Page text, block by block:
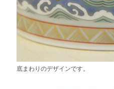
底まわりのデザインです。